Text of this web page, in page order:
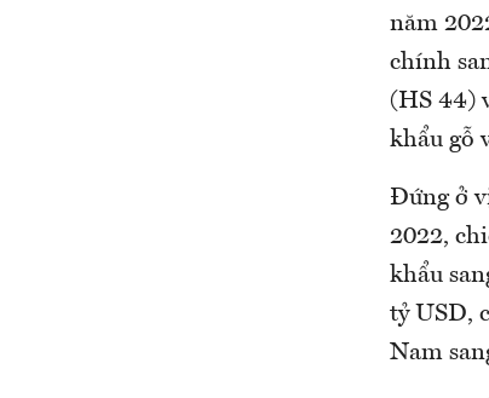
năm
chính
(HS 44)
khẩu gỗ
Đứng ở
2022,
khẩu
tỷ USD,
Nam